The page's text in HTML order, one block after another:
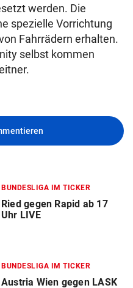
werden. Die
spezielle Vorrichtung
Fahrrädern erhalten.
selbst kommen
BUNDESLIGA IM TICKER
Ried gegen Rapid ab 17
Uhr LIVE
BUNDESLIGA IM TICKER
Austria Wien gegen LASK